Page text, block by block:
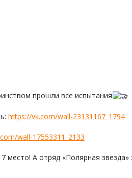
прошли все испытания
https://vk.com/wall-23131167_1794
wall-17553311_2133
А отряд «Полярная звезда»